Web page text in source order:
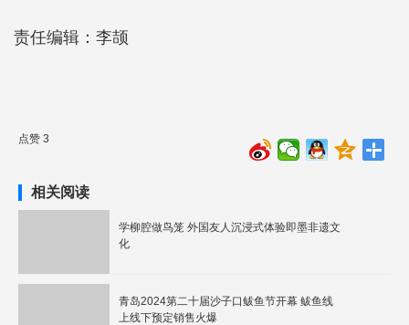
责任编辑：李颉
点赞 3
相关阅读
学柳腔做鸟笼 外国友人沉浸式体验即墨非遗文
化
青岛2024第二十届沙子口鲅鱼节开幕 鲅鱼线
上线下预定销售火爆